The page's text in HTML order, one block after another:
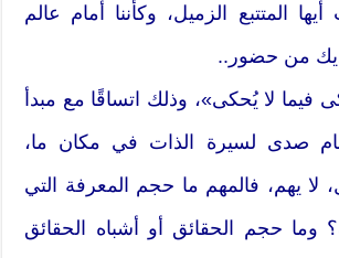
أيها المتتبع الزميل، وكأننا أمام عالم
من حضور..
فيما لا يُحكى»، وذلك اتساقًا مع مبدأ
أمام صدى لسيرة الذات في مكان ما،
لا يهم، فالمهم ما حجم المعرفة التي
وما حجم الحقائق أو أشباه الحقائق